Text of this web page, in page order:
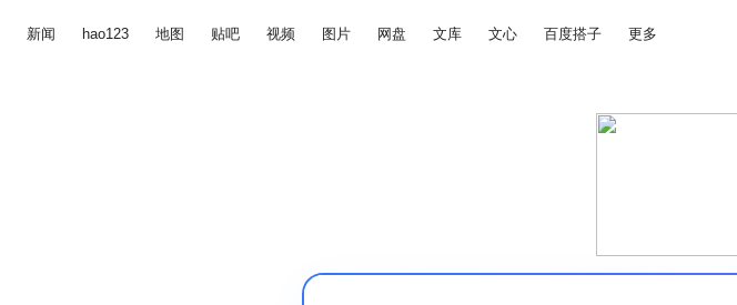
新闻 hao123 地图 贴吧 视频 图片 网盘 文库 文心 百度搭子 更多